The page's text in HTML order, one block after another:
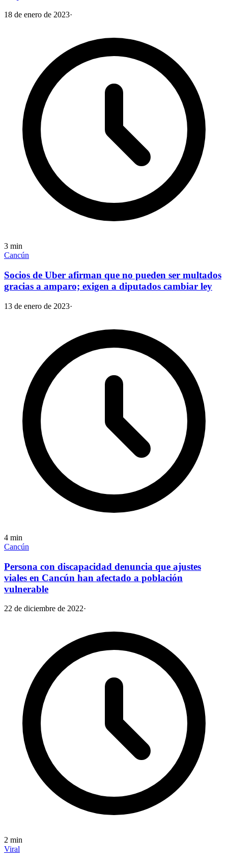
18 de enero de 2023·
3 min
Cancún
Socios de Uber afirman que no pueden ser multados
gracias a amparo; exigen a diputados cambiar ley
13 de enero de 2023·
4 min
Cancún
Persona con discapacidad denuncia que ajustes
viales en Cancún han afectado a población
vulnerable
22 de diciembre de 2022·
2 min
Viral